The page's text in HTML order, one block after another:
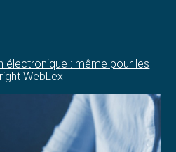
électronique : même pour les
WebLex